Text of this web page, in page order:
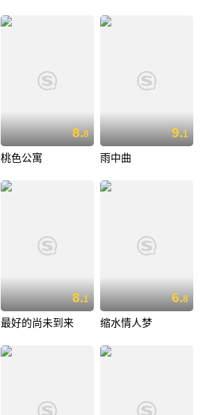
8.8
桃色公寓
9.1
雨中曲
8.1
最好的尚未到来
6.8
缩水情人梦